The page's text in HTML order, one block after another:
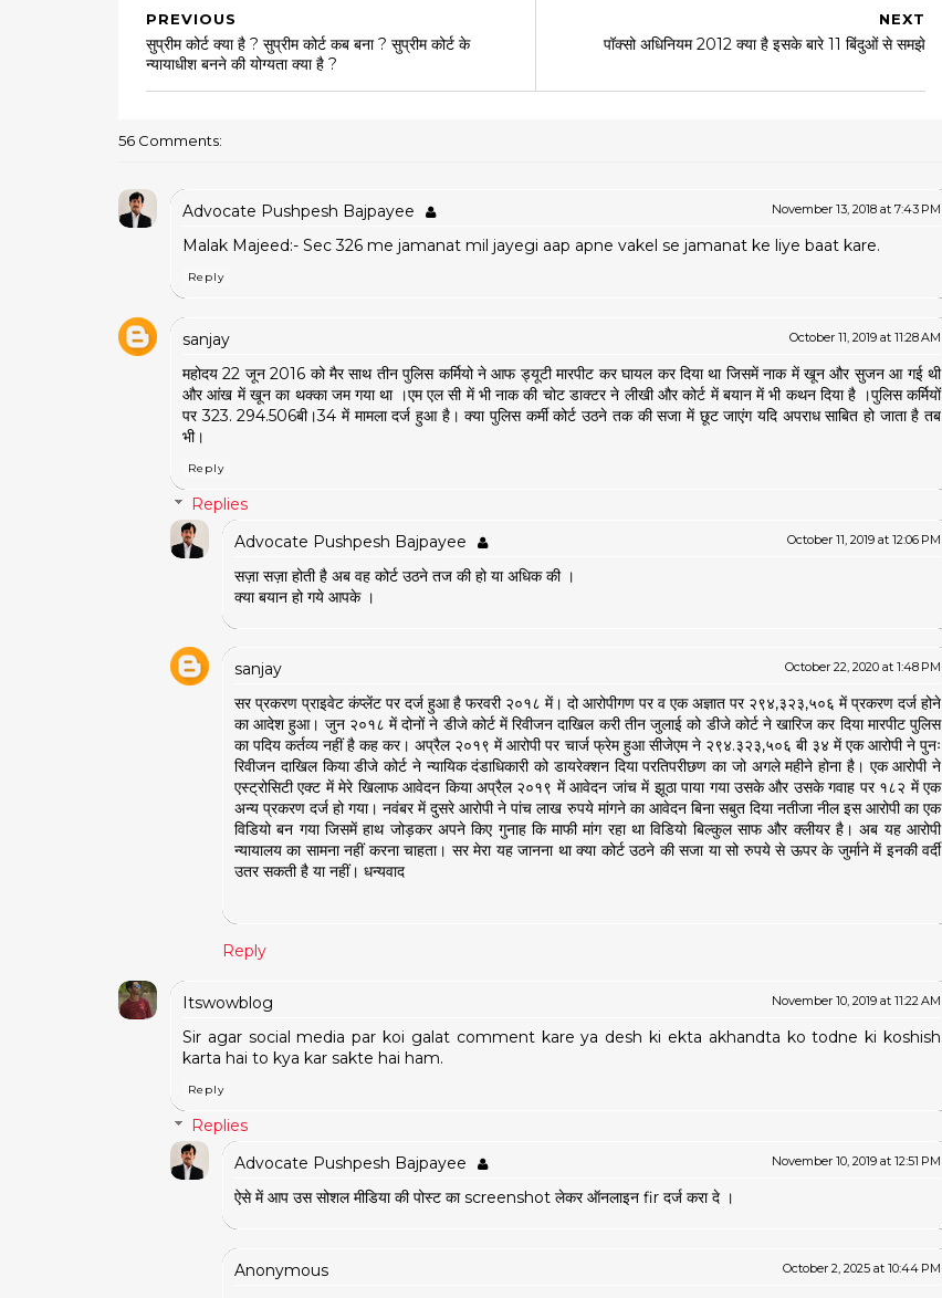
NEXT
पॉक्सो अधिनियम 2012 क्या है इसके बारे 11 बिंदुओं से समझे
PREVIOUS
सुप्रीम कोर्ट क्या है ? सुप्रीम कोर्ट कब बना ? सुप्रीम कोर्ट के
न्यायाधीश बनने की योग्यता क्या है ?
56 Comments:
Advocate Pushpesh Bajpayee November 13, 2018 at 7:43 PM
Malak Majeed:- Sec 326 me jamanat mil jayegi aap apne vakel se jamanat ke liye baat kare.
Reply
sanjay October 11, 2019 at 11:28 AM
महोदय 22 जून 2016 को मैर साथ तीन पुलिस कर्मियो ने आफ ड्यूटी मारपीट कर घायल कर दिया था जिसमें नाक में खून और सुजन आ गई थी
और आंख में खून का थक्का जम गया था ।एम एल सी में भी नाक की चोट डाक्टर ने लीखी और कोर्ट में बयान में भी कथन दिया है ।पुलिस कर्मियों
पर 323. 294.506बी।34 में मामला दर्ज हुआ है। क्या पुलिस कर्मी कोर्ट उठने तक की सजा में छूट जाएंग यदि अपराध साबित हो जाता है तब
भी।
Reply
Replies
Advocate Pushpesh Bajpayee
October 11, 2019 at 12:06 PM
सज़ा सज़ा होती है अब वह कोर्ट उठने तज की हो या अधिक की ।
क्या बयान हो गये आपके ।
sanjay October 22, 2020 at 1:48 PM
सर प्रकरण प्राइवेट कंप्लेंट पर दर्ज हुआ है फरवरी २०१८ में। दो आरोपीगण पर व एक अज्ञात पर २९४,३२३,५०६ में प्रकरण दर्ज होने
का आदेश हुआ। जुन २०१८ में दोनों ने डीजे कोर्ट में रिवीजन दाखिल करी तीन जुलाई को डीजे कोर्ट ने खारिज कर दिया मारपीट पुलिस
का पदिय कर्तव्य नहीं है कह कर। अप्रैल २०१९ में आरोपी पर चार्ज फ्रेम हुआ सीजेएम ने २९४.३२३,५०६ बी ३४ में एक आरोपी ने पुनः
रिवीजन दाखिल किया डीजे कोर्ट ने न्यायिक दंडाधिकारी को डायरेक्शन दिया परतिपरीछण का जो अगले महीने होना है। एक आरोपी ने
एस्ट्रोसिटी एक्ट में मेरे खिलाफ आवेदन किया अप्रैल २०१९ में आवेदन जांच में झूठा पाया गया उसके और उसके गवाह पर १८२ में एक
अन्य प्रकरण दर्ज हो गया। नवंबर में दुसरे आरोपी ने पांच लाख रुपये मांगने का आवेदन बिना सबुत दिया नतीजा नील इस आरोपी का एक
विडियो बन गया जिसमें हाथ जोड़कर अपने किए गुनाह कि माफी मांग रहा था विडियो बिल्कुल साफ और क्लीयर है। अब यह आरोपी
न्यायालय का सामना नहीं करना चाहता। सर मेरा यह जानना था क्या कोर्ट उठने की सजा या सो रुपये से ऊपर के जुर्माने में इनकी वर्दी
उतर सकती है या नहीं। धन्यवाद
Reply
Itswowblog November 10, 2019 at 11:22 AM
Sir agar social media par koi galat comment kare ya desh ki ekta akhandta ko todne ki koshish
karta hai to kya kar sakte hai ham.
Reply
Replies
Advocate Pushpesh Bajpayee
November 10, 2019 at 12:51 PM
ऐसे में आप उस सोशल मीडिया की पोस्ट का screenshot लेकर ऑनलाइन fir दर्ज करा दे ।
Anonymous October 2, 2025 at 10:44 PM